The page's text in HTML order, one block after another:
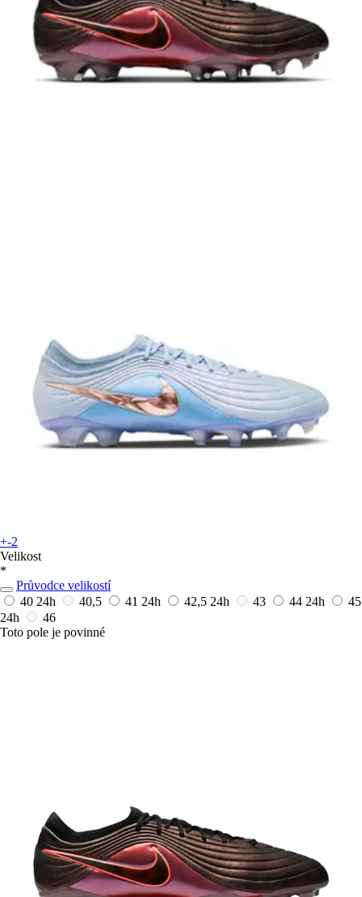
+-2
Velikost
*
Průvodce velikostí
40 24h 40,5 41 24h 42,5 24h 43 44 24h
45
24h
46
Toto pole je povinné